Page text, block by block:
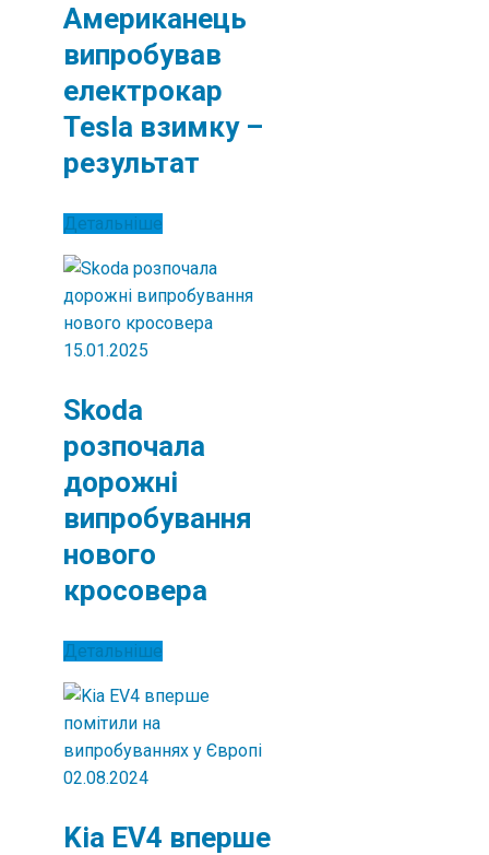
Американець
випробував
електрокар
Tesla взимку –
результат
Детальніше
15.01.2025
Skoda
розпочала
дорожні
випробування
нового
кросовера
Детальніше
02.08.2024
Kia EV4 вперше